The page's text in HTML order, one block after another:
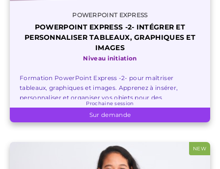
POWERPOINT EXPRESS
POWERPOINT EXPRESS -2- INTÉGRER ET
PERSONNALISER TABLEAUX, GRAPHIQUES ET
IMAGES
Niveau initiation
Formation PowerPoint Express -2- pour maîtriser
tableaux, graphiques et images. Apprenez à insérer,
personnaliser et organiser vos objets pour des
présentations percutantes.
Prochaine session
Sur demande
NEW